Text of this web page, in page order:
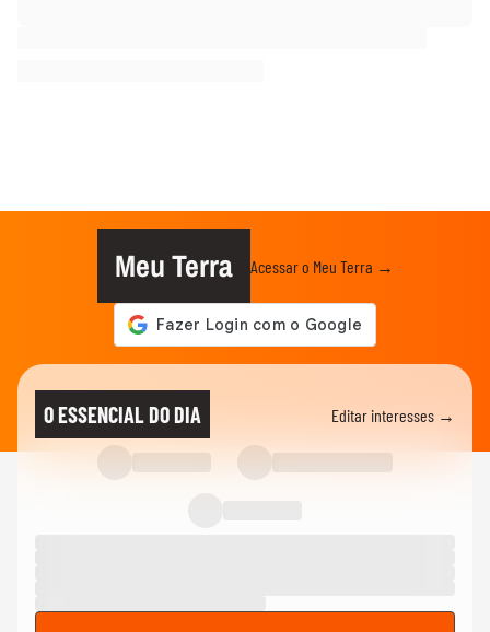
Meu Terra Acessar o Meu Terra →
O ESSENCIAL DO DIA Editar interesses →